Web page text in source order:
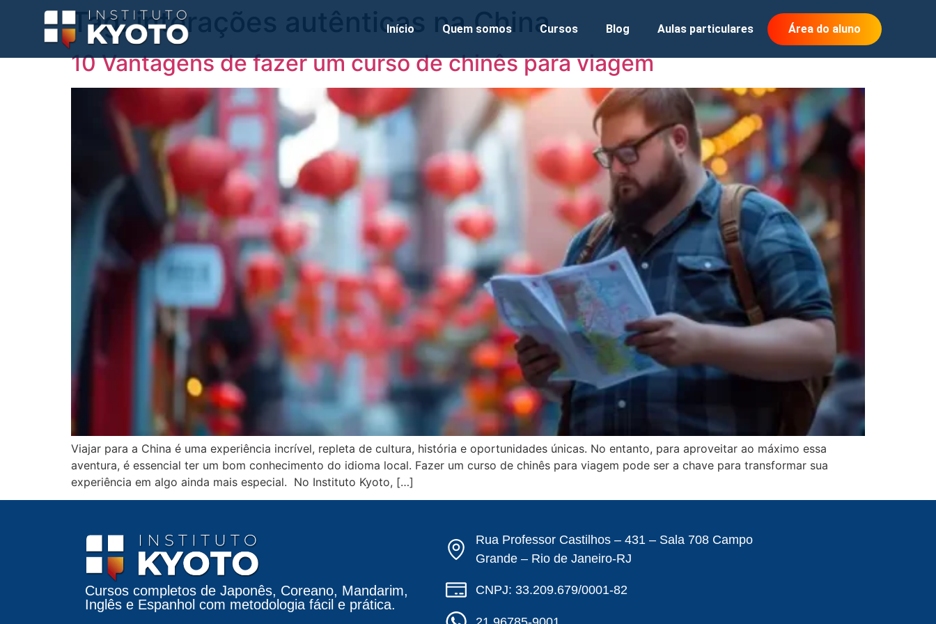
Início Quem somos Cursos Blog Aulas particulares Área do aluno
Tag:interações autênticas na China
10 Vantagens de fazer um curso de chinês para viagem
Viajar para a China é uma experiência incrível, repleta de cultura, história e oportunidades únicas. No entanto, para aproveitar ao máximo essa
aventura, é essencial ter um bom conhecimento do idioma local. Fazer um curso de chinês para viagem pode ser a chave para transformar sua
experiência em algo ainda mais especial. No Instituto Kyoto, […]
Cursos completos de Japonês, Coreano, Mandarim,
Inglês e Espanhol com metodologia fácil e prática.
Rua Professor Castilhos – 431 – Sala 708 Campo
Grande – Rio de Janeiro-RJ
CNPJ: 33.209.679/0001-82